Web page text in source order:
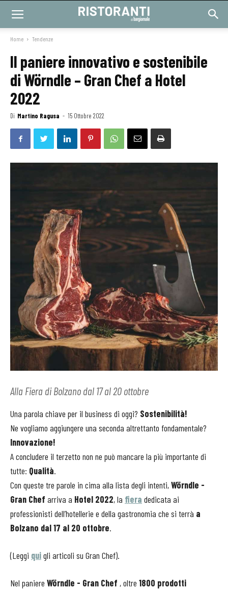
Home Tendenze
Il paniere innovativo e sostenibile
di Wörndle – Gran Chef a Hotel
2022
Di Martino Ragusa - 15 Ottobre 2022
Alla Fiera di Bolzano dal 17 al 20 ottobre
Una parola chiave per il business di oggi? Sostenibilità!
Ne vogliamo aggiungere una seconda altrettanto fondamentale?
Innovazione!
A concludere il terzetto non ne può mancare la più importante di
tutte: Qualità.
Con queste tre parole in cima alla lista degli intenti,Wörndle -
Gran Chef arriva a Hotel 2022, la fiera dedicata ai
professionisti dell’hotellerie e della gastronomia che si terrà a
Bolzano dal17 al 20 ottobre.
(Leggi quigli articoli su Gran Chef).
Nel paniere Wörndle - Gran Chef , oltre 1800 prodotti